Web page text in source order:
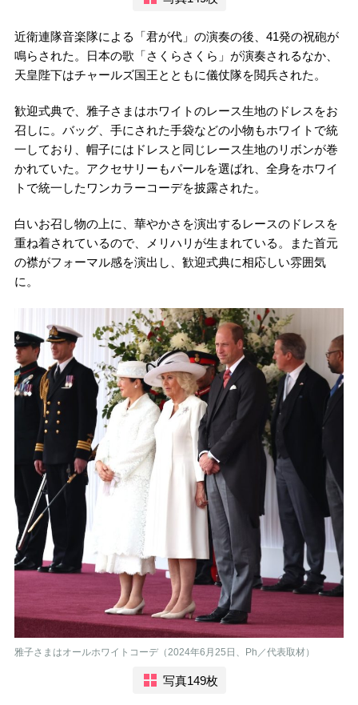
近衛連隊音楽隊による「君が代」の演奏の後、41発の祝砲が
鳴らされた。日本の歌「さくらさくら」が演奏されるなか、
天皇陛下はチャールズ国王とともに儀仗隊を閲兵された。
歓迎式典で、雅子さまはホワイトのレース生地のドレスをお
召しに。バッグ、手にされた手袋などの小物もホワイトで統
一しており、帽子にはドレスと同じレース生地のリボンが巻
かれていた。アクセサリーもパールを選ばれ、全身をホワイ
トで統一したワンカラーコーデを披露された。
白いお召し物の上に、華やかさを演出するレースのドレスを
重ね着されているので、メリハリが生まれている。また首元
の襟がフォーマル感を演出し、歓迎式典に相応しい雰囲気
に。
雅子さまはオールホワイトコーデ（2024年6月25日、Ph／代表取材）
写真149枚